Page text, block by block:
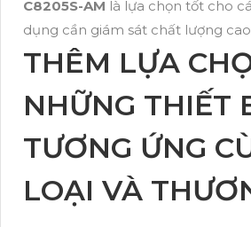
C8205S-AM là lựa chọn tốt cho
dụng cần giám sát chất lượng
THÊM LỰA
NHỮNG THIẾT
TƯƠNG ỨNG
LOẠI VÀ